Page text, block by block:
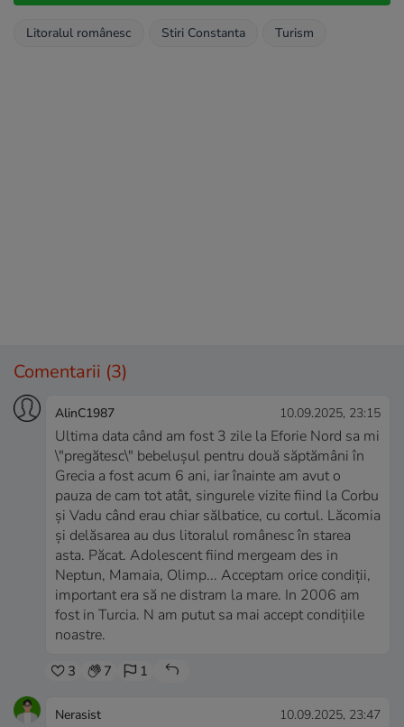
Litoralul românesc Stiri Constanta Turism
Comentarii (3)
AlinC1987 10.09.2025, 23:15
Ultima data când am fost 3 zile la Eforie Nord sa mi
\"pregătesc\" bebelușul pentru două săptămâni în
Grecia a fost acum 6 ani, iar înainte am avut o
pauza de cam tot atât, singurele vizite fiind la Corbu
și Vadu când erau chiar sălbatice, cu cortul. Lăcomia
și delăsarea au dus litoralul românesc în starea
asta. Păcat. Adolescent fiind mergeam des in
Neptun, Mamaia, Olimp... Acceptam orice condiții,
important era să ne distram la mare. In 2006 am
fost in Turcia. N am putut sa mai accept condițiile
noastre.
3 7 1
Nerasist 10.09.2025, 23:47